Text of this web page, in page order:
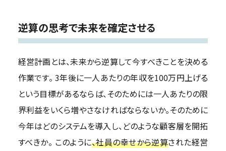
逆算の思考で未来を確定させる
経営計画とは、未来から逆算して今すべきことを決める
作業です。 3年後に一人あたりの年収を100万円上げる
という目標があるならば、そのためには一人あたりの限
界利益をいくら増やさなければならないか。そのために
今年はどのシステムを導入し、どのような顧客層を開拓
すべきか。 このように、社員の幸せから逆算された経営